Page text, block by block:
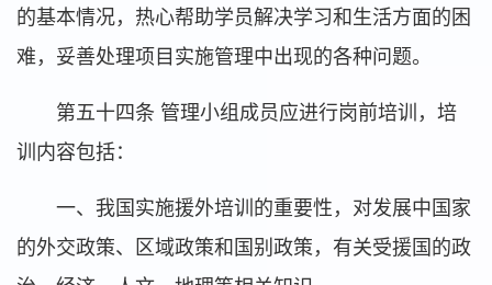
的基本情况，热心帮助学员解决学习和生活方面的困
难，妥善处理项目实施管理中出现的各种问题。
第五十四条 管理小组成员应进行岗前培训，培
训内容包括：
一、我国实施援外培训的重要性，对发展中国家
的外交政策、区域政策和国别政策，有关受援国的政